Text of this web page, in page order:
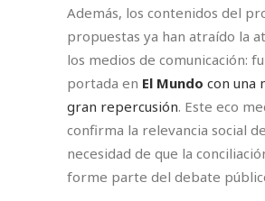
Además, los contenidos del
propuestas ya han atraído la
los medios de comunicación:
portada en El Mundo con una
gran repercusión. Este eco
confirma la relevancia social
necesidad de que la
forme parte del debate